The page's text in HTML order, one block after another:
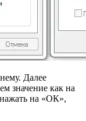
Далее
значение как на
на «ОК»,